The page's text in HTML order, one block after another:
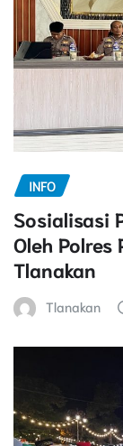
INFO
Sosialisasi
Oleh Polres
Tlanakan
Tlanakan